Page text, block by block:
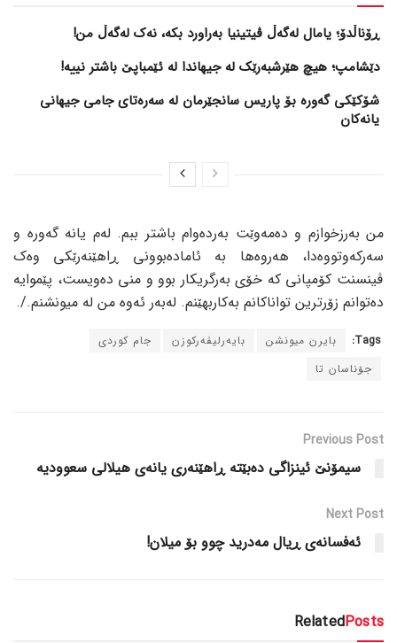
ڕۆناڵدۆ؛ یامال لەگەڵ ڤیتینیا بەراورد بکە، نەک لەگەڵ من!
دێشامپ؛ هیچ هێرشبەرێک لە جیهاندا لە ئێمباپێ باشتر نییە!
شۆکێکی گەورە بۆ پاریس سانجێرمان لە سەرەتای جامی جیهانی
یانەکان
من بەرزخوازم و دەمەوێت بەردەوام باشتر ببم. لەم یانە گەورە و
سەرکەوتووەدا، هەروەها بە ئامادەبوونی ڕاهێنەرێکی وەک
ڤینسنت کۆمپانی کە خۆی بەرگریکار بوو و منی دەویست، پێموایە
دەتوانم زۆرترین تواناکانم بەکاربهێنم. لەبەر ئەوە من لە میونشنم./.
Tags: بایرن میونشن بایەرلیڤەرکوزن
جام کوردی
جۆناسان تا
Previous Post
سیمۆنێ ئینزاگی دەبێتە ڕاهێنەری یانەی هیلالی سعوودیە
Next Post
ئەفسانەی ڕیال مەدرید چوو بۆ میلان!
RelatedPosts